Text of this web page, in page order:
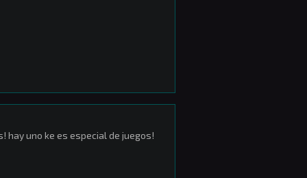
hay uno ke es especial de juegos!